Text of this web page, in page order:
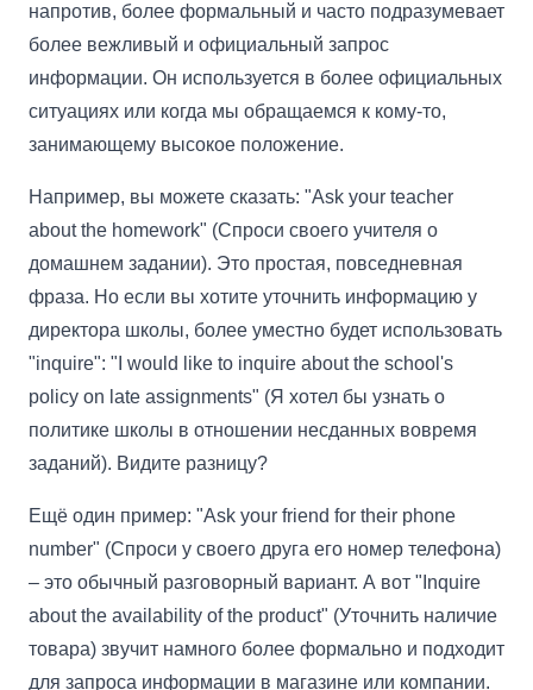
напротив, более формальный и часто подразумевает
более вежливый и официальный запрос
информации. Он используется в более официальных
ситуациях или когда мы обращаемся к кому-то,
занимающему высокое положение.
Например, вы можете сказать: "Ask your teacher
about the homework" (Спроси своего учителя о
домашнем задании). Это простая, повседневная
фраза. Но если вы хотите уточнить информацию у
директора школы, более уместно будет использовать
"inquire": "I would like to inquire about the school's
policy on late assignments" (Я хотел бы узнать о
политике школы в отношении несданных вовремя
заданий). Видите разницу?
Ещё один пример: "Ask your friend for their phone
number" (Спроси у своего друга его номер телефона)
– это обычный разговорный вариант. А вот "Inquire
about the availability of the product" (Уточнить наличие
товара) звучит намного более формально и подходит
для запроса информации в магазине или компании.